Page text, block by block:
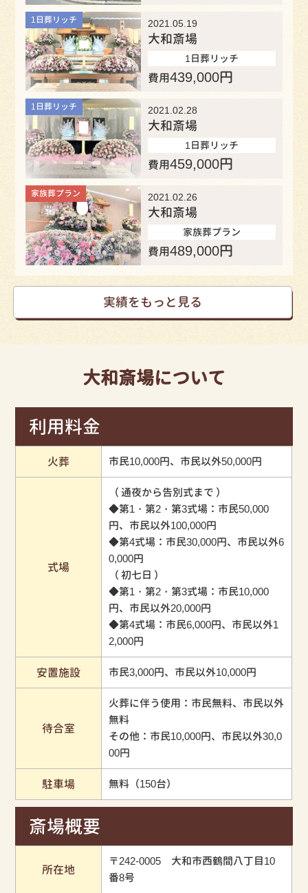
1日葬リッチ 2021.05.19
大和斎場
1日葬リッチ
費用439,000円
1日葬リッチ 2021.02.28
大和斎場
1日葬リッチ
費用459,000円
家族葬プラン 2021.02.26
大和斎場
家族葬プラン
費用489,000円
実績をもっと見る
大和斎場について
利用料金
火葬 市民10,000円、市民以外50,000円
式場
（ 通夜から告別式まで ）
◆第1・第2・第3式場：市民50,000
円、市民以外100,000円
◆第4式場：市民30,000円、市民以外6
0,000円
（ 初七日 ）
◆第1・第2・第3式場：市民10,000
円、市民以外20,000円
◆第4式場：市民6,000円、市民以外1
2,000円
安置施設 市民3,000円、市民以外10,000円
待合室
火葬に伴う使用：市民無料、市民以外
無料
その他：市民10,000円、市民以外30,0
00円
駐車場 無料（150台）
斎場概要
所在地
〒242-0005 大和市西鶴間八丁目10
番8号